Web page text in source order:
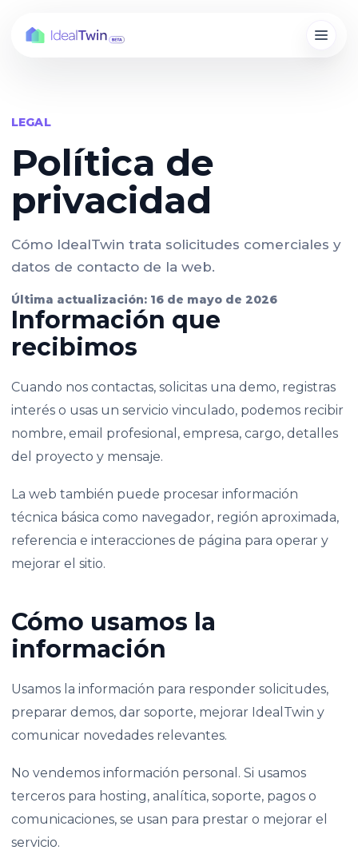
LEGAL
Política de
privacidad
Cómo IdealTwin trata solicitudes comerciales y
datos de contacto de la web.
Última actualización: 16 de mayo de 2026
Información que
recibimos
Cuando nos contactas, solicitas una demo, registras
interés o usas un servicio vinculado, podemos recibir
nombre, email profesional, empresa, cargo, detalles
del proyecto y mensaje.
La web también puede procesar información
técnica básica como navegador, región aproximada,
referencia e interacciones de página para operar y
mejorar el sitio.
Cómo usamos la
información
Usamos la información para responder solicitudes,
preparar demos, dar soporte, mejorar IdealTwin y
comunicar novedades relevantes.
No vendemos información personal. Si usamos
terceros para hosting, analítica, soporte, pagos o
comunicaciones, se usan para prestar o mejorar el
servicio.